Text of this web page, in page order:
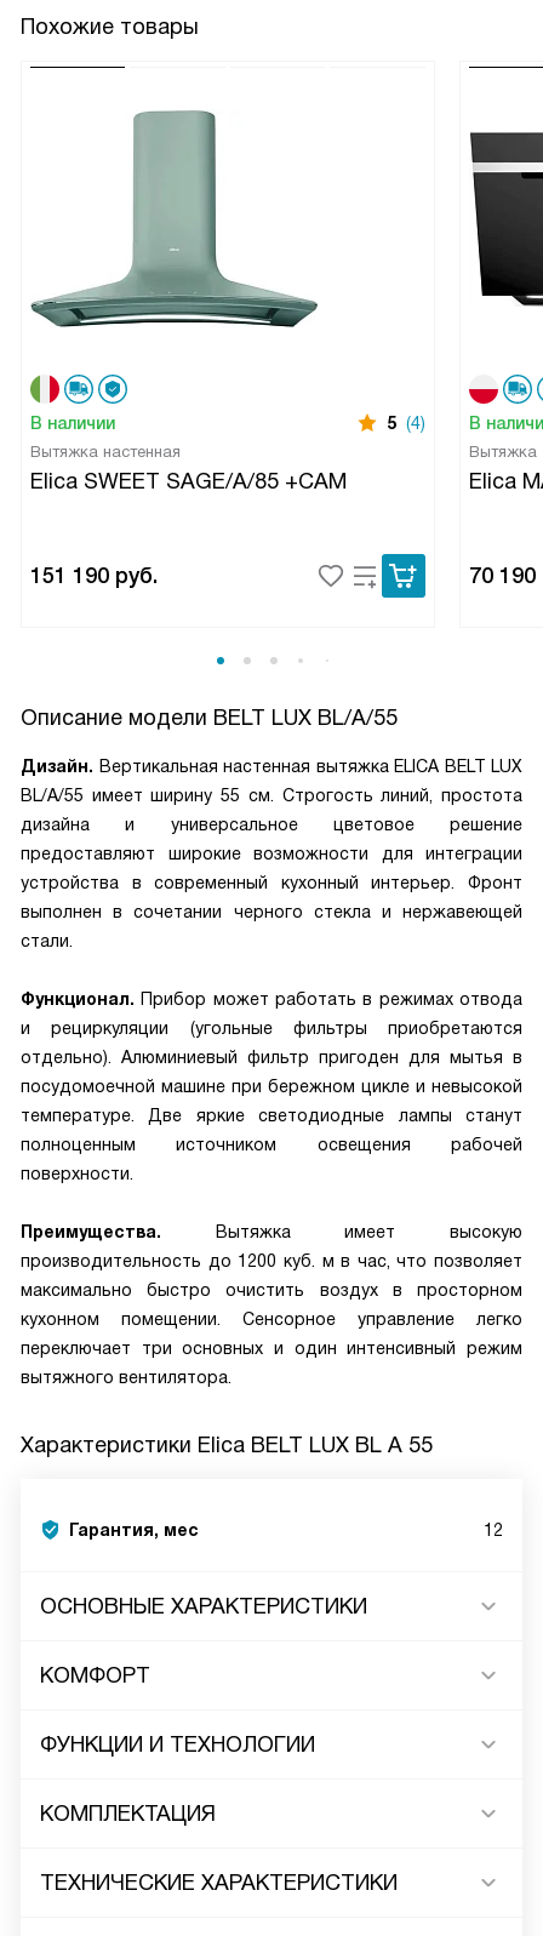
Похожие товары
В наличии 5 (4)
Вытяжка настенная
Elica SWEET SAGE/A/85 +CAM
151 190 руб.
В
Вытяжка
Elica
70 190
Описание модели BELT LUX BL/A/55
Дизайн. Вертикальная настенная вытяжка ELICA BELT LUX
BL/A/55 имеет ширину 55 см. Строгость линий, простота
дизайна и универсальное цветовое решение
предоставляют широкие возможности для интеграции
устройства в современный кухонный интерьер. Фронт
выполнен в сочетании черного стекла и нержавеющей
стали.
Функционал. Прибор может работать в режимах отвода
и рециркуляции (угольные фильтры приобретаются
отдельно). Алюминиевый фильтр пригоден для мытья в
посудомоечной машине при бережном цикле и невысокой
температуре. Две яркие светодиодные лампы станут
полноценным источником освещения рабочей
поверхности.
Преимущества. Вытяжка имеет высокую
производительность до 1200 куб. м в час, что позволяет
максимально быстро очистить воздух в просторном
кухонном помещении. Сенсорное управление легко
переключает три основных и один интенсивный режим
вытяжного вентилятора.
Характеристики Elica BELT LUX BL A 55
Гарантия, мес 12
ОСНОВНЫЕ ХАРАКТЕРИСТИКИ
КОМФОРТ
ФУНКЦИИ И ТЕХНОЛОГИИ
КОМПЛЕКТАЦИЯ
ТЕХНИЧЕСКИЕ ХАРАКТЕРИСТИКИ